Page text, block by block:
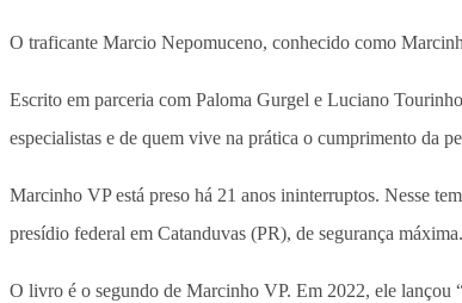
O traficante Marcio Nepomuceno, conhecido como
Escrito em parceria com Paloma Gurgel e Luciano
especialistas e de quem vive na prática o cumprimento da
Marcinho VP está preso há 21 anos ininterruptos. Nesse
presídio federal em Catanduvas (PR), de segurança máxima.
O livro é o segundo de Marcinho VP. Em 2022, ele